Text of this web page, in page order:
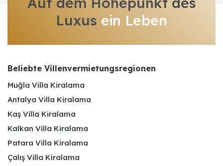
Luxus ein Leben
Beliebte Villenvermietungsregionen
Muğla Villa Kiralama
Antalya Villa Kiralama
Kaş Villa Kiralama
Kalkan Villa Kiralama
Patara Villa Kiralama
Çalış Villa Kiralama